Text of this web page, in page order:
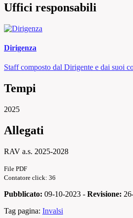
Uffici responsabili
Dirigenza
Staff composto dal Dirigente e dai suoi
Tempi
2025
Allegati
RAV a.s. 2025-2028
File PDF
Contatore click: 36
Pubblicato: 09-10-2023 - Revisione:
Tag pagina: Invalsi